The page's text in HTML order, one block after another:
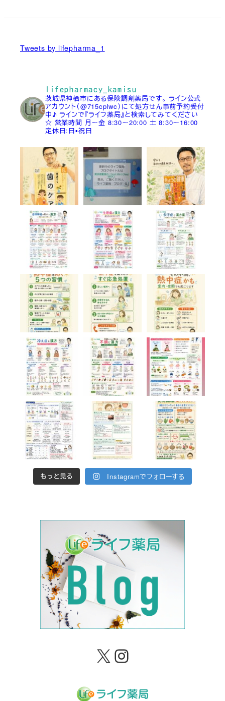
Tweets by lifepharma_1
lifepharmacy_kamisu
茨城県神栖市にある保険調剤薬局です。 ライン公式
アカウント（@715cplwc）にて処方せん事前予約受付
中♪ ラインで『ライフ薬局』と検索してみてください
☆ 営業時間 月～金 8:30～20:00 土 8:30～16:00
定休日:日▪祝日
もっと見る Instagramでフォローする
X Instagram